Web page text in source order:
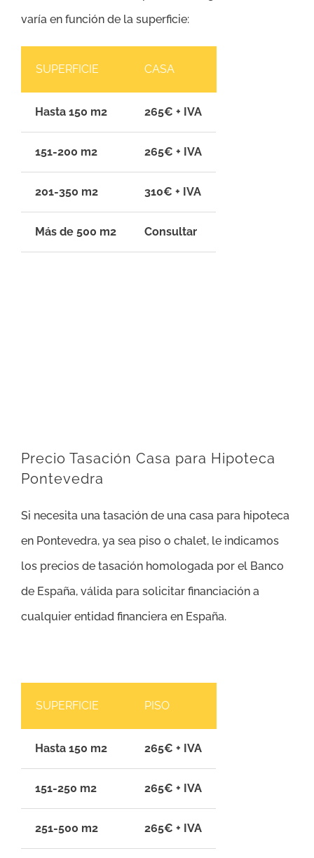
varía en función de la superficie:
SUPERFICIE CASA
Hasta 150 m2 265€ + IVA
151-200 m2 265€ + IVA
201-350 m2 310€ + IVA
Más de 500 m2 Consultar
Precio Tasación Casa para Hipoteca
Pontevedra
Si necesita una tasación de una casa para hipoteca
en Pontevedra, ya sea piso o chalet, le indicamos
los precios de tasación homologada por el Banco
de España, válida para solicitar financiación a
cualquier entidad financiera en España.
SUPERFICIE PISO
Hasta 150 m2 265€ + IVA
151-250 m2 265€ + IVA
251-500 m2 265€ + IVA